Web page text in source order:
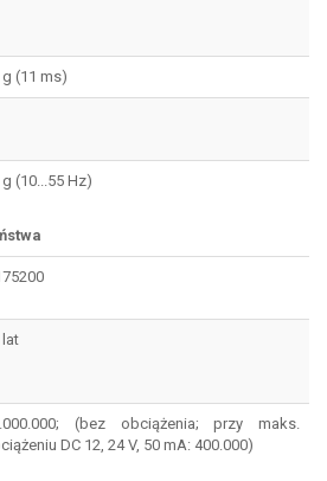
g (11 ms)
g (10...55 Hz)
lat
(bez obciążenia; przy maks.
DC 12, 24 V, 50 mA: 400.000)